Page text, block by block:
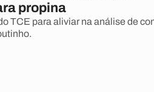
propina
TCE para aliviar na análise de